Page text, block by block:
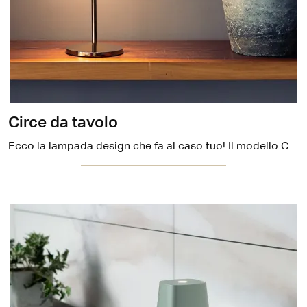
Circe da tavolo
Ecco la lampada design che fa al caso tuo! Il modello Circe da tavolo è una delle nostre lampade da tavolo di Zafferano.